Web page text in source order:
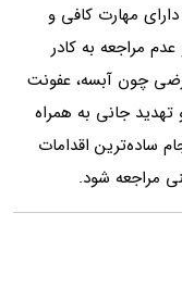
مهارت‌ کافی و
مراجعه به کادر
چون آبسه، عفونت
جانی به همراه
ساده‌ترین اقدامات
مراجعه شود.